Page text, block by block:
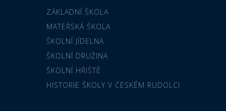
ZÁKLADNÍ ŠKOLA
MATEŘSKÁ ŠKOLA
ŠKOLNÍ JÍDELNA
ŠKOLNÍ DRUŽINA
ŠKOLNÍ HŘIŠTĚ
HISTORIE ŠKOLY V ČESKÉM RUDOLCI